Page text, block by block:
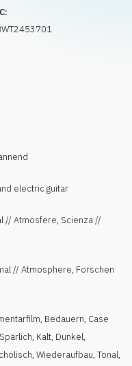
electric guitar
// Atmosfere, Scienza //
// Atmosphere, Forschen
, Bedauern, Case
Spärlich, Kalt, Dunkel,
, Wiederaufbau, Tonal,